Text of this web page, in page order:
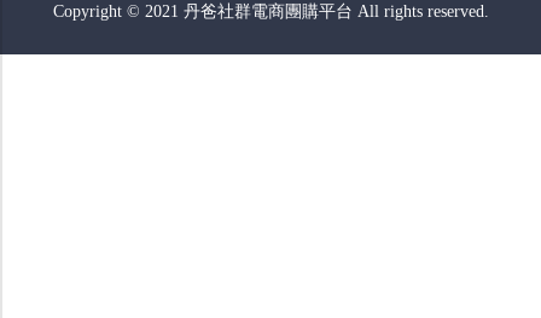
Copyright © 2021 丹爸社群電商團購平台 All rights reserved.